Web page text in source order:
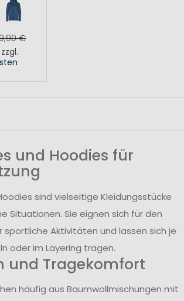
€
zzgl.
und Hoodies für
sind vielseitige Kleidungsstücke
Situationen. Sie eignen sich für den
sportliche Aktivitäten und lassen sich je
oder im Layering tragen.
und Tragekomfort
häufig aus Baumwollmischungen mit